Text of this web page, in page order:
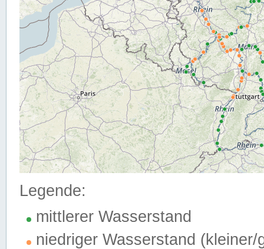
Legende:
mittlerer Wasserstand
niedriger Wasserstand (kleiner/